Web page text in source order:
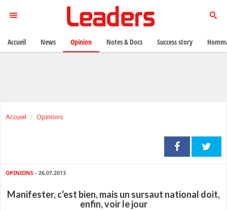
Accueil Opinions
OPINIONS - 26.07.2013
Manifester, c'est bien, mais un sursaut national doit,
enfin, voir le jour
Accueil News Opinion Notes & Docs Success story